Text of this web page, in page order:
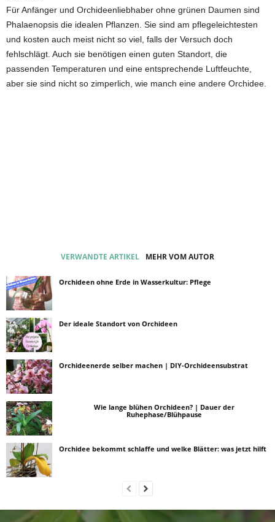
Für Anfänger und Orchideenliebhaber ohne grünen Daumen sind
Phalaenopsis die idealen Pflanzen. Sie sind am pflegeleichtesten
und kosten auch meist nicht so viel, falls der Versuch doch
fehlschlägt. Auch sie benötigen einen guten Standort, die
passenden Temperaturen und eine entsprechende Luftfeuchte,
aber sie sind nicht so zimperlich, wie manch eine andere Orchidee.
VERWANDTE ARTIKEL MEHR VOM AUTOR
Orchideen ohne Erde in Wasserkultur: Pflege
Der ideale Standort von Orchideen
Orchideenerde selber machen | DIY-Orchideensubstrat
Wie lange blühen Orchideen? | Dauer der
Ruhephase/Blühpause
Orchidee bekommt schlaffe und welke Blätter: was jetzt hilft